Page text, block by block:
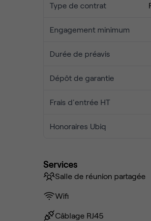
Type de contrat
Engagement minimum
Durée de préavis
Dépôt de garantie
Frais d'entrée HT
Honoraires Ubiq
Services
Salle de réunion partagée
Wifi
Câblage RJ45